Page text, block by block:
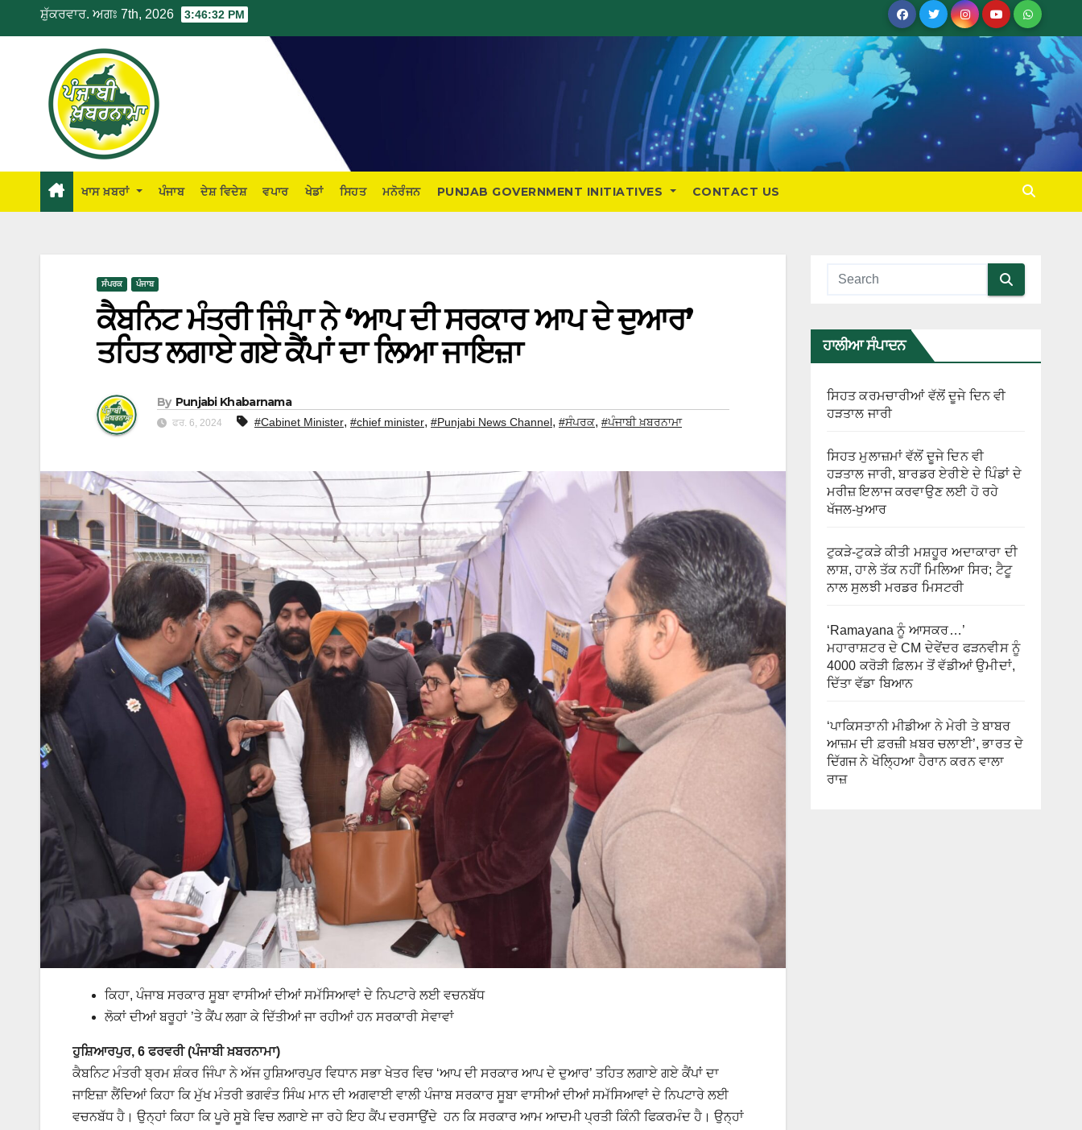
ਸ਼ੁੱਕਰਵਾਰ. ਅਗਃ 7th, 2026 3:46:33 PM
ਖਾਸ ਖ਼ਬਰਾਂ ਪੰਜਾਬ ਦੇਸ਼ ਵਿਦੇਸ਼ ਵਪਾਰ ਖੇਡਾਂ ਸਿਹਤ ਮਨੋਰੰਜਨ PUNJAB GOVERNMENT INITIATIVES CONTACT US
ਸੰਪਰਕ ਪੰਜਾਬ
ਕੈਬਨਿਟ ਮੰਤਰੀ ਜਿੰਪਾ ਨੇ ‘ਆਪ ਦੀ ਸਰਕਾਰ ਆਪ ਦੇ ਦੁਆਰ’
ਤਹਿਤ ਲਗਾਏ ਗਏ ਕੈਂਪਾਂ ਦਾ ਲਿਆ ਜਾਇਜ਼ਾ
By Punjabi Khabarnama
ਫਰ. 6, 2024 #Cabinet Minister, #chief minister, #Punjabi News Channel, #ਸੰਪਰਕ, #ਪੰਜਾਬੀ ਖ਼ਬਰਨਾਮਾ
ਕਿਹਾ, ਪੰਜਾਬ ਸਰਕਾਰ ਸੂਬਾ ਵਾਸੀਆਂ ਦੀਆਂ ਸਮੱਸਿਆਵਾਂ ਦੇ ਨਿਪਟਾਰੇ ਲਈ ਵਚਨਬੱਧ
ਲੋਕਾਂ ਦੀਆਂ ਬਰੂਹਾਂ ’ਤੇ ਕੈਂਪ ਲਗਾ ਕੇ ਦਿੱਤੀਆਂ ਜਾ ਰਹੀਆਂ ਹਨ ਸਰਕਾਰੀ ਸੇਵਾਵਾਂ
ਹੁਸ਼ਿਆਰਪੁਰ, 6 ਫਰਵਰੀ (ਪੰਜਾਬੀ ਖ਼ਬਰਨਾਮਾ)
ਕੈਬਨਿਟ ਮੰਤਰੀ ਬ੍ਰਮ ਸ਼ੰਕਰ ਜਿੰਪਾ ਨੇ ਅੱਜ ਹੁਸ਼ਿਆਰਪੁਰ ਵਿਧਾਨ ਸਭਾ ਖੇਤਰ ਵਿਚ ‘ਆਪ ਦੀ ਸਰਕਾਰ ਆਪ ਦੇ ਦੁਆਰ’ ਤਹਿਤ ਲਗਾਏ ਗਏ ਕੈਂਪਾਂ ਦਾ
ਜਾਇਜ਼ਾ ਲੈਂਦਿਆਂ ਕਿਹਾ ਕਿ ਮੁੱਖ ਮੰਤਰੀ ਭਗਵੰਤ ਸਿੰਘ ਮਾਨ ਦੀ ਅਗਵਾਈ ਵਾਲੀ ਪੰਜਾਬ ਸਰਕਾਰ ਸੂਬਾ ਵਾਸੀਆਂ ਦੀਆਂ ਸਮੱਸਿਆਵਾਂ ਦੇ ਨਿਪਟਾਰੇ ਲਈ
ਵਚਨਬੱਧ ਹੈ। ਉਨ੍ਹਾਂ ਕਿਹਾ ਕਿ ਪੂਰੇ ਸੂਬੇ ਵਿਚ ਲਗਾਏ ਜਾ ਰਹੇ ਇਹ ਕੈਂਪ ਦਰਸਾਉਂਦੇ ਹਨ ਕਿ ਸਰਕਾਰ ਆਮ ਆਦਮੀ ਪ੍ਰਤੀ ਕਿੰਨੀ ਫਿਕਰਮੰਦ ਹੈ। ਉਨ੍ਹਾਂ
ਹਾਲੀਆ ਸੰਪਾਦਨ
ਸਿਹਤ ਕਰਮਚਾਰੀਆਂ ਵੱਲੋਂ ਦੂਜੇ ਦਿਨ ਵੀ
ਹੜਤਾਲ ਜਾਰੀ
ਸਿਹਤ ਮੁਲਾਜ਼ਮਾਂ ਵੱਲੋਂ ਦੂਜੇ ਦਿਨ ਵੀ
ਹੜਤਾਲ ਜਾਰੀ, ਬਾਰਡਰ ਏਰੀਏ ਦੇ ਪਿੰਡਾਂ ਦੇ
ਮਰੀਜ਼ ਇਲਾਜ ਕਰਵਾਉਣ ਲਈ ਹੋ ਰਹੇ
ਖੱਜਲ-ਖੁਆਰ
ਟੁਕੜੇ-ਟੁਕੜੇ ਕੀਤੀ ਮਸ਼ਹੂਰ ਅਦਾਕਾਰਾ ਦੀ
ਲਾਸ਼, ਹਾਲੇ ਤੱਕ ਨਹੀਂ ਮਿਲਿਆ ਸਿਰ; ਟੈਟੂ
ਨਾਲ ਸੁਲਝੀ ਮਰਡਰ ਮਿਸਟਰੀ
‘Ramayana ਨੂੰ ਆਸਕਰ…’
ਮਹਾਰਾਸ਼ਟਰ ਦੇ CM ਦੇਵੇਂਦਰ ਫੜਨਵੀਸ ਨੂੰ
4000 ਕਰੋੜੀ ਫ਼ਿਲਮ ਤੋਂ ਵੱਡੀਆਂ ਉਮੀਦਾਂ,
ਦਿੱਤਾ ਵੱਡਾ ਬਿਆਨ
‘ਪਾਕਿਸਤਾਨੀ ਮੀਡੀਆ ਨੇ ਮੇਰੀ ਤੇ ਬਾਬਰ
ਆਜ਼ਮ ਦੀ ਫ਼ਰਜ਼ੀ ਖ਼ਬਰ ਚਲਾਈ’, ਭਾਰਤ ਦੇ
ਦਿੱਗਜ ਨੇ ਖੋਲ੍ਹਿਆ ਹੈਰਾਨ ਕਰਨ ਵਾਲਾ
ਰਾਜ਼